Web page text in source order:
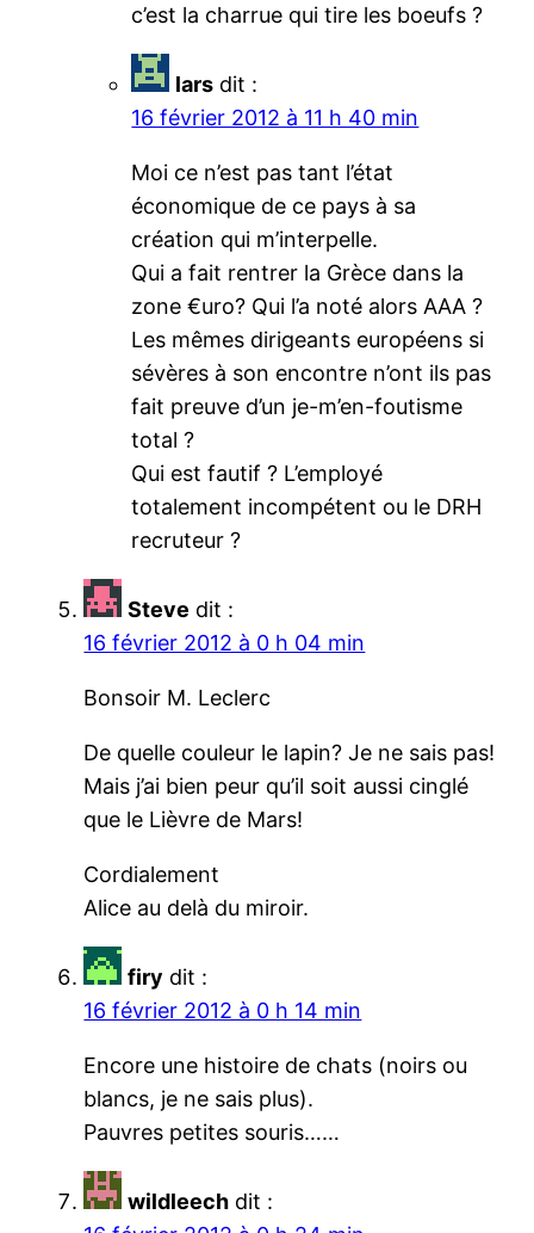
c’est la charrue qui tire les boeufs ?
lars dit :
16 février 2012 à 11 h 40 min
Moi ce n’est pas tant l’état
économique de ce pays à sa
création qui m’interpelle.
Qui a fait rentrer la Grèce dans la
zone €uro? Qui l’a noté alors AAA ?
Les mêmes dirigeants européens si
sévères à son encontre n’ont ils pas
fait preuve d’un je-m’en-foutisme
total ?
Qui est fautif ? L’employé
totalement incompétent ou le DRH
recruteur ?
Steve dit :
16 février 2012 à 0 h 04 min
Bonsoir M. Leclerc
De quelle couleur le lapin? Je ne sais pas!
Mais j’ai bien peur qu’il soit aussi cinglé
que le Lièvre de Mars!
Cordialement
Alice au delà du miroir.
firy dit :
16 février 2012 à 0 h 14 min
Encore une histoire de chats (noirs ou
blancs, je ne sais plus).
Pauvres petites souris……
wildleech dit :